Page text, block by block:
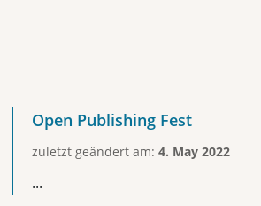
Open Publishing Fest
zuletzt geändert am: 4. May 2022
...